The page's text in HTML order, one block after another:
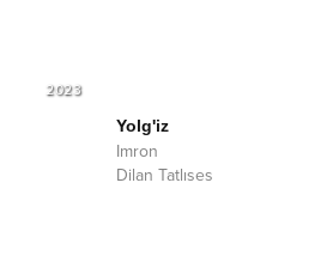
2023
Yolg'iz
Imron
Dilan Tatlıses